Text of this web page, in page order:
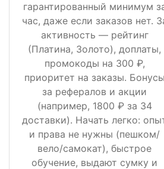
гарантированный минимум
час, даже если заказов нет.
активность — рейтинг
(Платина, Золото), доплаты,
промокоды на 300 ₽,
приоритет на заказы. Бонусы
за рефералов и акции
(например, 1800 ₽ за 34
доставки). Начать легко:
и права не нужны (пешком/
вело/самокат), быстрое
обучение, выдают сумку и